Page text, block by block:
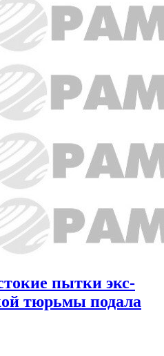
пытки экс-
тюрьмы подала